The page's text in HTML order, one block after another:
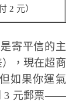
2 元）
寄平信的主
，現在超商
如果你運氣
3 元郵票——